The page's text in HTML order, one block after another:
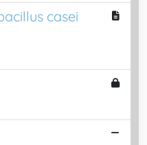
casei